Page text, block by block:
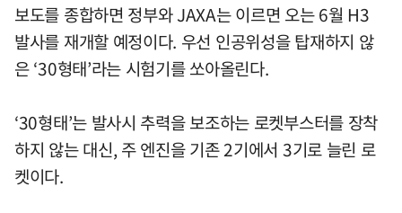
보도를 종합하면 정부와 JAXA는 이르면 오는 6월 H3
발사를 재개할 예정이다. 우선 인공위성을 탑재하지 않
은 ‘30형태’라는 시험기를 쏘아올린다.
‘30형태’는 발사시 추력을 보조하는 로켓부스터를 장착
하지 않는 대신, 주 엔진을 기존 2기에서 3기로 늘린 로
켓이다.